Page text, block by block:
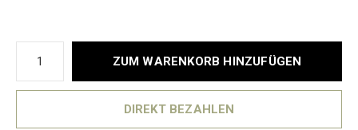
ZUM WARENKORB HINZUFÜGEN
DIREKT BEZAHLEN